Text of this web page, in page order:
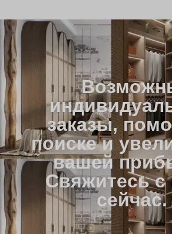
заказы,
поиске и
вашей
Свяжитесь с
сейчас.